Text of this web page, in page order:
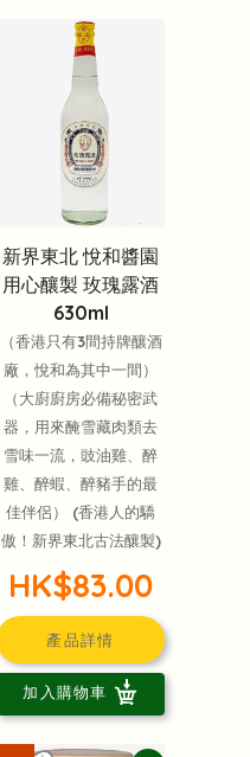
新界東北 悅和醬園
用心釀製 玫瑰露酒
630ml
（香港只有3間持牌釀酒
廠，悅和為其中一間）
（大廚廚房必備秘密武
器，用來醃雪藏肉類去
雪味一流，豉油雞、醉
雞、醉蝦、醉豬手的最
佳伴侶） (香港人的驕
傲！新界東北古法釀製)
HK$83.00
產品詳情
加入購物車